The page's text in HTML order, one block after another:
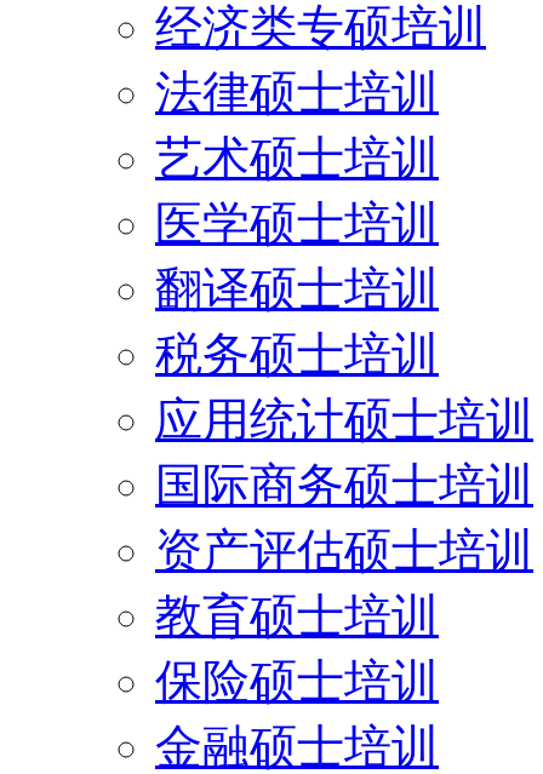
经济类专硕培训
法律硕士培训
艺术硕士培训
医学硕士培训
翻译硕士培训
税务硕士培训
应用统计硕士培训
国际商务硕士培训
资产评估硕士培训
教育硕士培训
保险硕士培训
金融硕士培训